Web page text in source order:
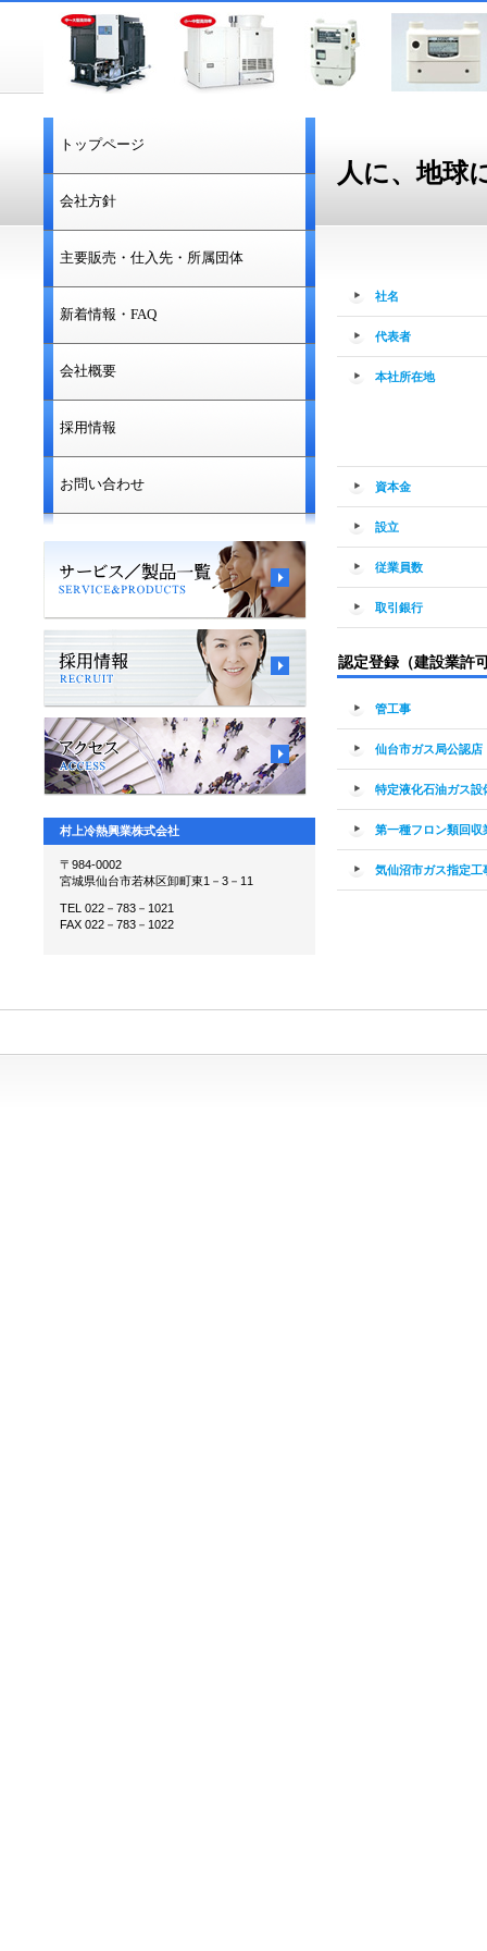
人に、地球
社名
代表者
本社所在地
資本金
設立
従業員数
取引銀行
認定登録（建設業許
管工事
仙台市ガス局公認店
特定液化石油ガス設
第一種フロン類回収
気仙沼市ガス指定工
トップページ
会社方針
主要販売・仕入先・所属団体
新着情報・FAQ
会社概要
採用情報
お問い合わせ
村上冷熱興業株式会社
〒984-0002
宮城県仙台市若林区卸町東1－3－11
TEL 022－783－1021
FAX 022－783－1022